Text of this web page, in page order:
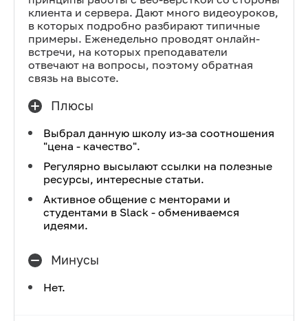
клиента и сервера. Дают много видеоуроков,
в которых подробно разбирают типичные
примеры. Еженедельно проводят онлайн-
встречи, на которых преподаватели
отвечают на вопросы, поэтому обратная
связь на высоте.
Плюсы
Выбрал данную школу из-за соотношения
"цена - качество".
Регулярно высылают ссылки на полезные
ресурсы, интересные статьи.
Активное общение с менторами и
студентами в Slack - обмениваемся
идеями.
Минусы
Нет.